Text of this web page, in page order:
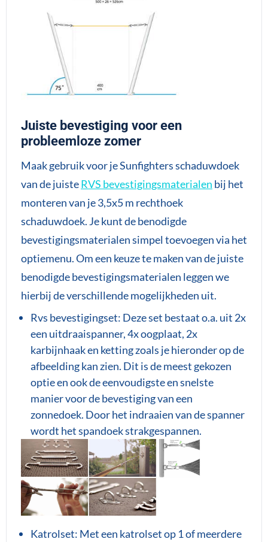
Juiste bevestiging voor een
probleemloze zomer
Maak gebruik voor je Sunfighters schaduwdoek
van de juisteRVS bevestigingsmaterialen bij het
monteren van je 3,5x5 m rechthoek
schaduwdoek. Je kunt de benodigde
bevestigingsmaterialen simpel toevoegen via het
optiemenu. Om een keuze te maken van de juiste
benodigde bevestigingsmaterialen leggen we
hierbij de verschillende mogelijkheden uit.
Rvs bevestigingset: Deze set bestaat o.a. uit 2x
een uitdraaispanner, 4x oogplaat, 2x
karbijnhaak en ketting zoals je hieronder op de
afbeelding kan zien. Dit is de meest gekozen
optie en ook de eenvoudigste en snelste
manier voor de bevestiging van een
zonnedoek. Door het indraaien van de spanner
wordt het spandoek strakgespannen.
Katrolset: Met een katrolset op 1 of meerdere